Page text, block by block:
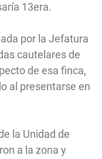
13era.
por la Jefatura
cautelares de
de esa finca,
al presentarse en
la Unidad de
a la zona y